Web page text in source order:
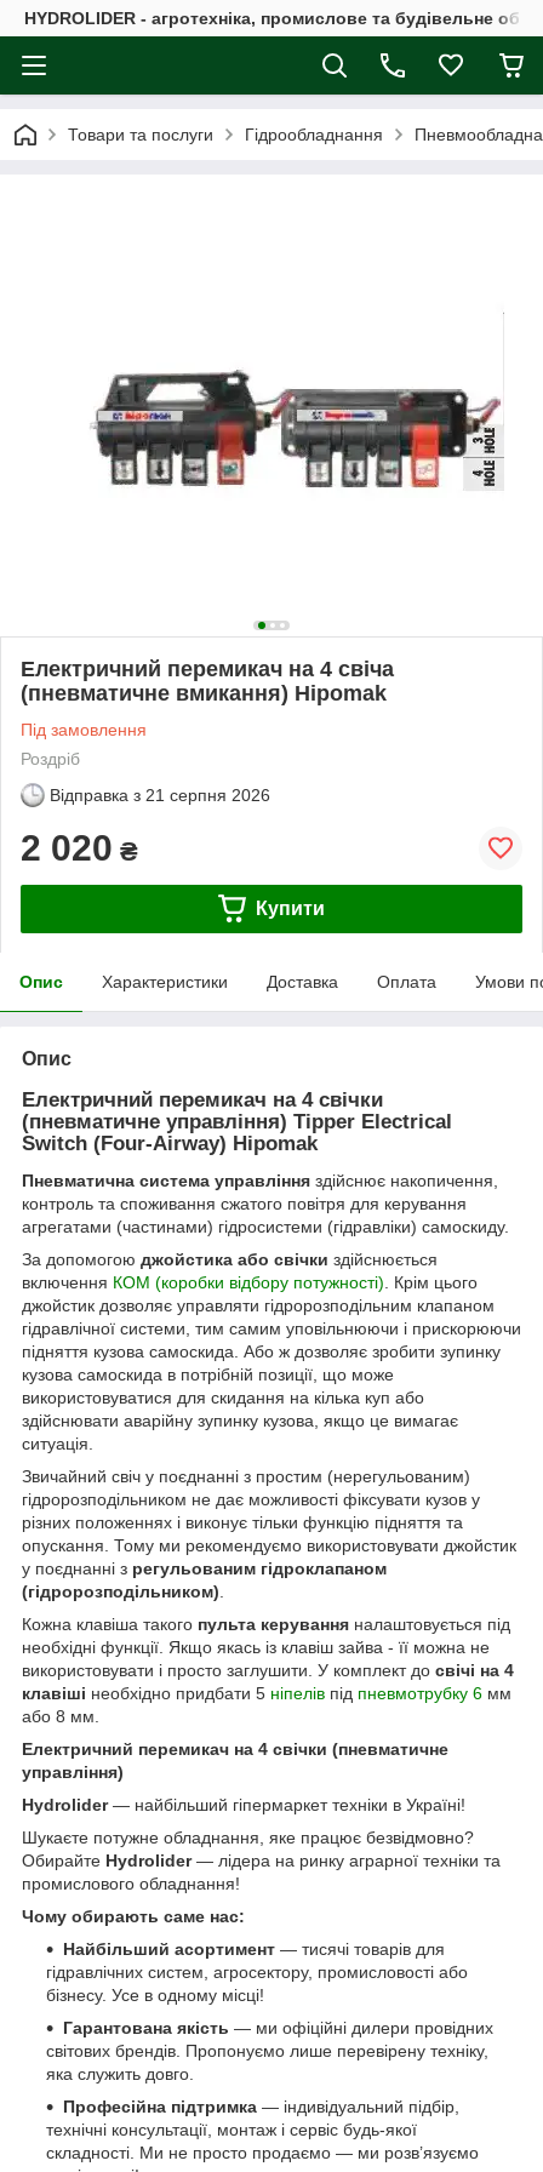
HYDROLIDER - агротехніка, промислове та будівельне
Товари та послуги Гідрообладнання
Електричний перемикач на 4 свіча
(пневматичне вмикання) Hipomak
Під замовлення
Роздріб
Відправка з 21 серпня 2026
2 020 ₴
Купити
Опис Характеристики Доставка Оплата Умови
Опис
Електричний перемикач на 4 свічки
(пневматичне управління) Tipper Electrical
Switch (Four-Airway) Hipomak
Пневматична система управління здійснює накопичення,
контроль та споживання сжатого повітря для керування
агрегатами (частинами) гідросистеми (гідравліки) самоскиду.
За допомогою джойстика або свічки здійснюється
включення КОМ (коробки відбору потужності) . Крім цього
джойстик дозволяє управляти гідророзподільним клапаном
гідравлічної системи, тим самим уповільнюючи і прискорюючи
підняття кузова самоскида. Або ж дозволяє зробити зупинку
кузова самоскида в потрібній позиції, що може
використовуватися для скидання на кілька куп або
здійснювати аварійну зупинку кузова, якщо це вимагає
ситуація.
Звичайний свіч у поєднанні з простим (нерегульованим)
гідророзподільником не дає можливості фіксувати кузов у
різних положеннях і виконує тільки функцію підняття та
опускання. Тому ми рекомендуємо використовувати джойстик
у поєднанні з регульованим гідроклапаном
(гідророзподільником)
Кожна клавіша такого пульта керування налаштовується під
необхідні функції. Якщо якась із клавіш зайва - її можна не
використовувати і просто заглушити. У комплект до свічі на 4
клавіші необхідно придбати 5 ніпелів під пневмотрубку 6 мм
або 8 мм.
Електричний перемикач на 4 свічки (пневматичне
управління)
Hydrolider— найбільший гіпермаркет техніки в Україні!
Шукаєте потужне обладнання, яке працює безвідмовно?
Обирайте Hydrolider— лідера на ринку аграрної техніки та
промислового обладнання!
Чому обирають саме нас:
Найбільший асортимент — тисячі товарів для
гідравлічних систем, агросектору, промисловості або
бізнесу. Усе в одному місці!
Гарантована якість — ми офіційні дилери провідних
світових брендів. Пропонуємо лише перевірену техніку,
яка служить довго.
Професійна підтримка — індивідуальний підбір,
технічні консультації, монтаж і сервіс будь-якої
складності. Ми не просто продаємо — ми розв’язуємо